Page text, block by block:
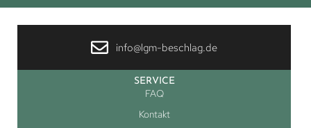
info@lgm-beschlag.de
SERVICE
FAQ
Kontakt